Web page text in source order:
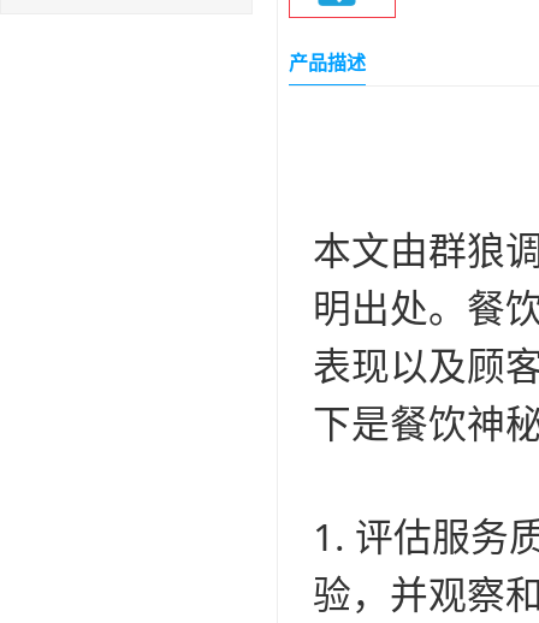
产品描述
本文由群狼
明出处。餐
表现以及顾
下是餐饮神
1. 评估服务
验，并观察